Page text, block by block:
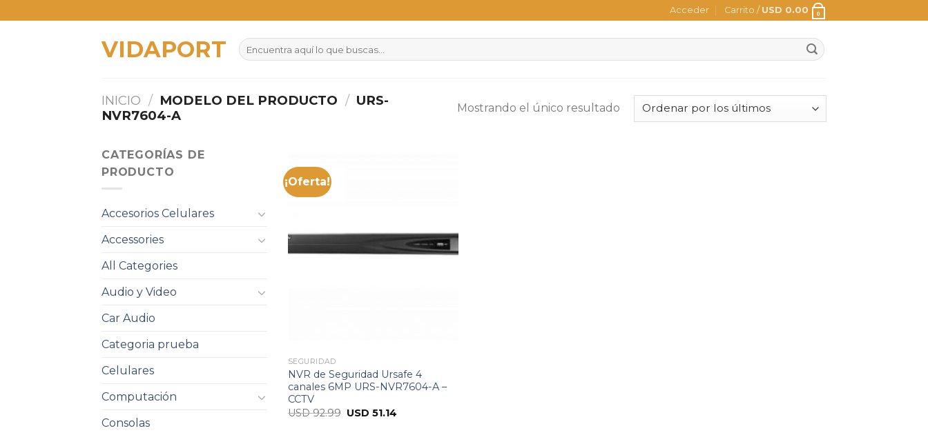
to
Acceder Carrito / USD 0.00 0
VIDAPORT
Buscar
por:
INICIO / MODELO DEL PRODUCTO / URS-
NVR7604-A
Mostrando el único resultado
CATEGORÍAS DE
PRODUCTO
Accesorios Celulares
Accessories
All Categories
Audio y Video
Car Audio
Categoria prueba
Celulares
Computación
Consolas
¡Oferta!
SEGURIDAD
NVR de Seguridad Ursafe 4
canales 6MP URS-NVR7604-A –
CCTV
USD92.99 USD51.14